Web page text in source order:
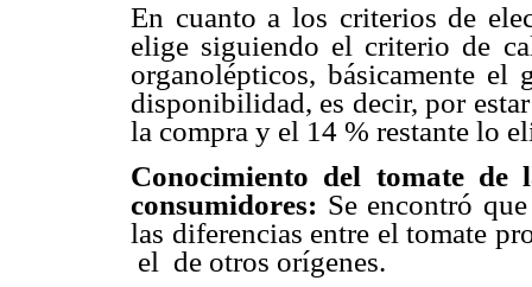
En cuanto a los criterios de
elige siguiendo el criterio de
organolépticos, básicamente
disponibilidad, es decir, por
la compra y el 14 % restante lo
Conocimiento del tomate
consumidores: Se encontró
las diferencias entre el tomate
el de otros orígenes.